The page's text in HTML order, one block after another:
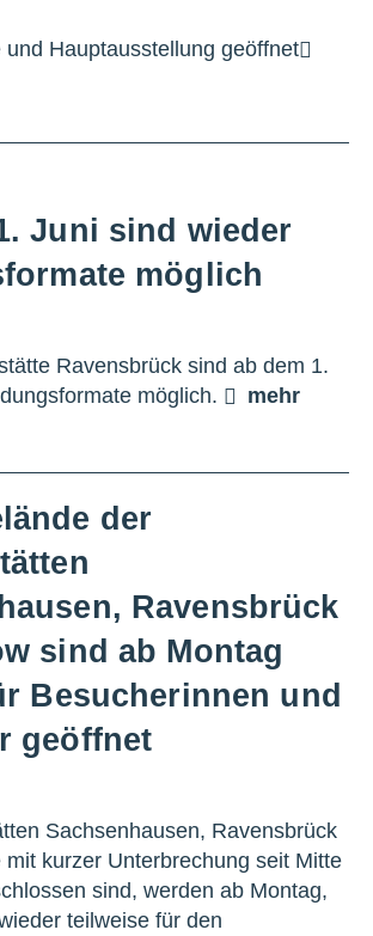
Hauptausstellung geöffnet
Juni sind wieder
möglich
Ravensbrück sind ab dem 1.
möglich.
mehr
der
Ravensbrück
sind ab Montag
Besucherinnen und
geöffnet
Sachsenhausen, Ravensbrück
mit kurzer Unterbrechung seit Mitte
sind, werden ab Montag,
teilweise für den